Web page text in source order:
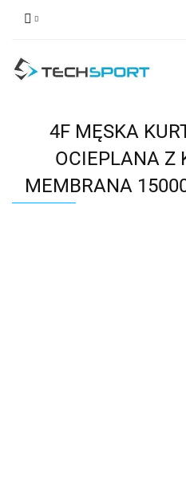
4F MĘSKA
OCIEPLANA Z
MEMBRANA